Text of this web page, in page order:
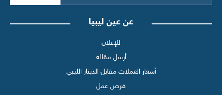
عن عين ليبيا
للإعلان
أرسل مقالة
أسعار العملات مقابل الدينار الليبي
فرص عمل